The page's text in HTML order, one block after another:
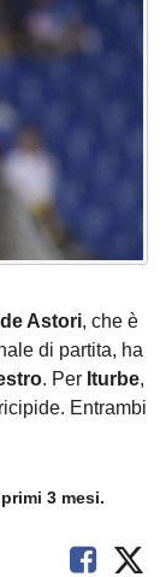
Astori, che è
di partita, ha
. Per Iturbe,
Entrambi
3 mesi.